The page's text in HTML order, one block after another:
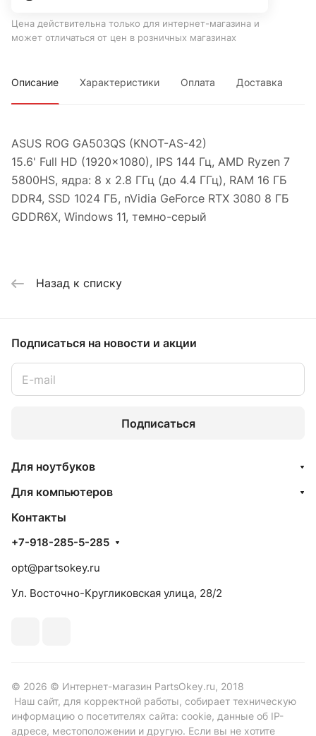
Цена действительна только для интернет-магазина и
может отличаться от цен в розничных магазинах
Описание Характеристики Оплата Доставка
ASUS ROG GA503QS (KNOT-AS-42)
15.6' Full HD (1920x1080), IPS 144 Гц, AMD Ryzen 7
5800HS, ядра: 8 x 2.8 ГГц (до 4.4 ГГц), RAM 16 ГБ
DDR4, SSD 1024 ГБ, nVidia GeForce RTX 3080 8 ГБ
GDDR6X, Windows 11, темно-серый
Назад к списку
Подписаться на новости и акции
Подписаться
Для ноутбуков
Для компьютеров
Контакты
+7-918-285-5-285
opt@partsokey.ru
Ул. Восточно-Кругликовская улица, 28/2
© 2026 © Интернет-магазин PartsOkey.ru, 2018
Наш сайт, для корректной работы, собирает техническую
информацию о посетителях сайта: cookie, данные об IP-
адресе, местоположении и другую. Если вы не хотите